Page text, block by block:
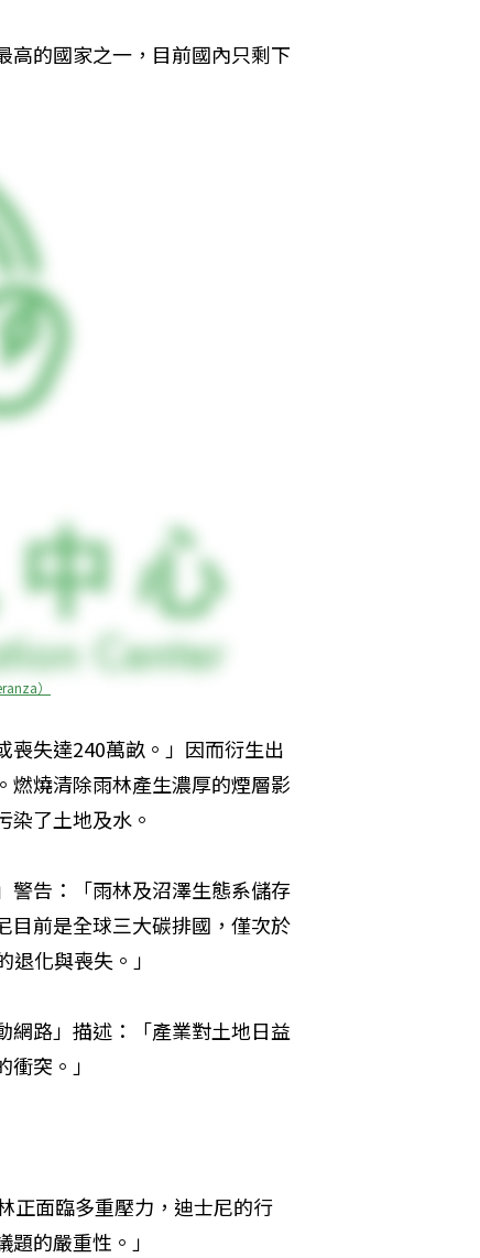
高的國家之一，目前國內只剩下
）
喪失達240萬畝。」因而衍生出
燃燒清除雨林產生濃厚的煙層影
染了土地及水。
警告：「雨林及沼澤生態系儲存
目前是全球三大碳排國，僅次於
化與喪失。」
網路」描述：「產業對土地日益
突。」
正面臨多重壓力，迪士尼的行
的嚴重性。」